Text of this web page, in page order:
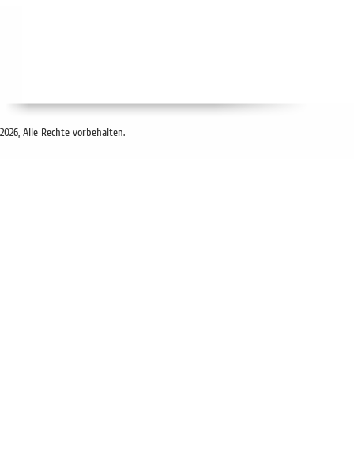
2026, Alle Rechte vorbehalten.